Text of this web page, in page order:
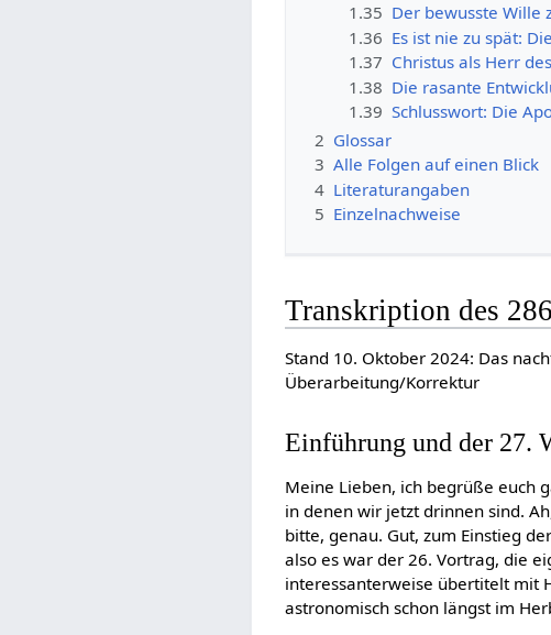
1.35 Der bewusste Wille
1.36 Es ist nie zu spät:
1.37 Christus als Herr
1.38 Die rasante
1.39 Schlusswort: Die
2 Glossar
3 Alle Folgen auf einen Blick
4 Literaturangaben
5 Einzelnachweise
Transkription des
Stand 10. Oktober 2024: Das
Überarbeitung/Korrektur
Einführung und der 27.
Meine Lieben, ich begrüße euch
in denen wir jetzt drinnen sind.
bitte, genau. Gut, zum Einstieg
also es war der 26. Vortrag, die
interessanterweise übertitelt mit
astronomisch schon längst im